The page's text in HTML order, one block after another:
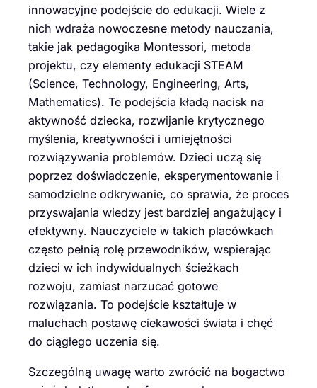
innowacyjne podejście do edukacji. Wiele z
nich wdraża nowoczesne metody nauczania,
takie jak pedagogika Montessori, metoda
projektu, czy elementy edukacji STEAM
(Science, Technology, Engineering, Arts,
Mathematics). Te podejścia kładą nacisk na
aktywność dziecka, rozwijanie krytycznego
myślenia, kreatywności i umiejętności
rozwiązywania problemów. Dzieci uczą się
poprzez doświadczenie, eksperymentowanie i
samodzielne odkrywanie, co sprawia, że proces
przyswajania wiedzy jest bardziej angażujący i
efektywny. Nauczyciele w takich placówkach
często pełnią rolę przewodników, wspierając
dzieci w ich indywidualnych ścieżkach
rozwoju, zamiast narzucać gotowe
rozwiązania. To podejście kształtuje w
maluchach postawę ciekawości świata i chęć
do ciągłego uczenia się.
Szczególną uwagę warto zwrócić na bogactwo